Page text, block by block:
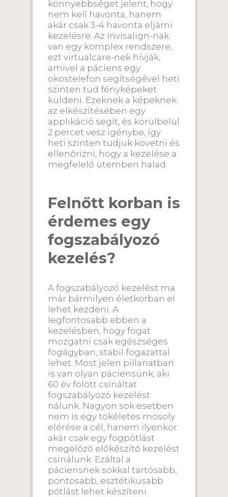
könnyebbséget jelent, hogy
nem kell havonta, hanem
akár csak 3-4 havonta eljárni
kezelésre. Az Invisalign-nak
van egy komplex rendszere,
ezt virtualcare-nek hívják,
amivel a páciens egy
okostelefon segítségével heti
szinten tud fényképeket
küldeni. Ezeknek a képeknek
az elkészítésében egy
applikáció segít, és körülbelül
2 percet vesz igénybe, így
heti szinten tudjuk követni és
ellenőrizni, hogy a kezelése a
megfelelő ütemben halad.
Felnőtt korban is
érdemes egy
fogszabályozó
kezelés?
A fogszabályozó kezelést ma
már bármilyen életkorban el
lehet kezdeni. A
legfontosabb ebben a
kezelésben, hogy fogat
mozgatni csak egészséges
fogágyban, stabil fogazattal
lehet. Most jelen pillanatban
is van olyan páciensünk, aki
60 év fölött csináltat
fogszabályozó kezelést
nálunk. Nagyon sok esetben
nem is egy tökéletes mosoly
elérése a cél, hanem ilyenkor
akár csak egy fogpótlást
megelőző előkészítő kezelést
csinálunk. Ezáltal a
páciensnek sokkal tartósabb,
pontosabb, esztétikusabb
pótlást lehet készíteni.